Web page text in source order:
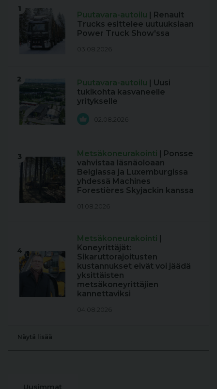
1
Puutavara-autoilu | Renault
Trucks esittelee uutuuksiaan
Power Truck Show'ssa
03.08.2026
2 Puutavara-autoilu | Uusi
tukikohta kasvaneelle
yritykselle
02.08.2026
3 Metsäkoneurakointi | Ponsse
vahvistaa läsnäoloaan
Belgiassa ja Luxemburgissa
yhdessä Machines
Forestières Skyjackin kanssa
01.08.2026
4
Metsäkoneurakointi |
Koneyrittäjät:
Sikaruttorajoitusten
kustannukset eivät voi jäädä
yksittäisten
metsäkoneyrittäjien
kannettaviksi
04.08.2026
Näytä lisää
Uusimmat